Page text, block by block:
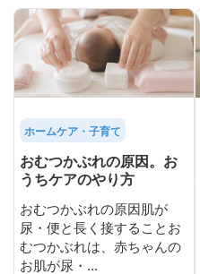
ホームケア・子育て
おむつかぶれの原因。お
うちケアのやり方
おむつかぶれの原因肌が
尿・便と長く接することお
むつかぶれは、赤ちゃんの
お肌が尿・...